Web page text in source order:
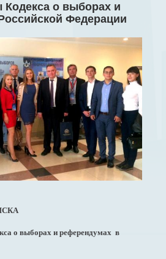
Кодекса о выборах и
Федерации
о выборах и референдумах в